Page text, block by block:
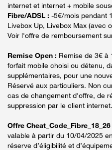
internet et internet + mobile
Fibre/ADSL : -5€/mois pendant
Livebox Up, Livebox Max (avec
Voir l'offre de remboursement
Remise Open : Remise de 3€ à
forfait mobile choisi ou détenu,
supplémentaires, pour une
Réservé aux particuliers. Non
cas de changement d'offre, de
suppression par le client internet.
Offre Cheat_Code_Fibre_18_26
valable à partir du 10/04/2025
réserve d’éligibilité et